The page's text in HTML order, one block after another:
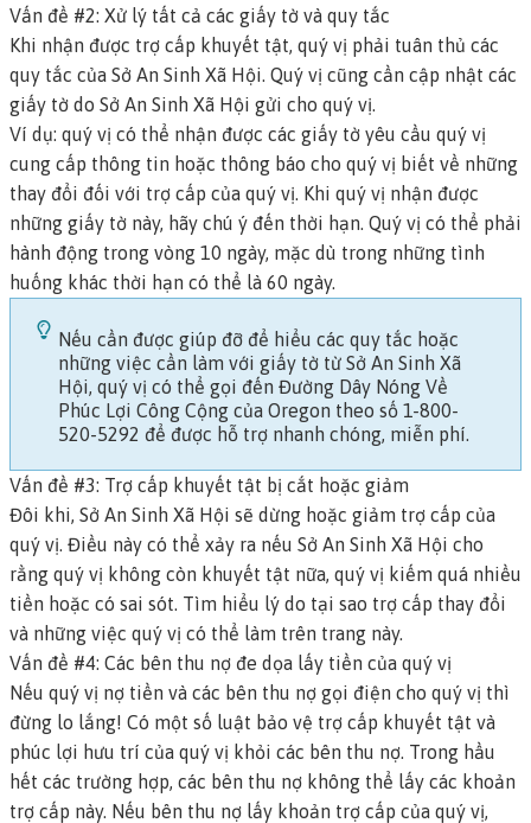
Vấn đề #2: Xử lý tất cả các giấy tờ và quy tắc
Khi nhận được trợ cấp khuyết tật, quý vị phải tuân thủ các
quy tắc của Sở An Sinh Xã Hội. Quý vị cũng cần cập nhật các
giấy tờ do Sở An Sinh Xã Hội gửi cho quý vị.
Ví dụ: quý vị có thể nhận được các giấy tờ yêu cầu quý vị
cung cấp thông tin hoặc thông báo cho quý vị biết về những
thay đổi đối với trợ cấp của quý vị. Khi quý vị nhận được
những giấy tờ này, hãy chú ý đến thời hạn. Quý vị có thể phải
hành động trong vòng 10 ngày, mặc dù trong những tình
huống khác thời hạn có thể là 60 ngày.
Nếu cần được giúp đỡ để hiểu các quy tắc hoặc
những việc cần làm với giấy tờ từ Sở An Sinh Xã
Hội, quý vị có thể gọi đến Đường Dây Nóng Về
Phúc Lợi Công Cộng của Oregon theo số 1-800-
520-5292 để được hỗ trợ nhanh chóng, miễn phí.
Vấn đề #3: Trợ cấp khuyết tật bị cắt hoặc giảm
Đôi khi, Sở An Sinh Xã Hội sẽ dừng hoặc giảm trợ cấp của
quý vị. Điều này có thể xảy ra nếu Sở An Sinh Xã Hội cho
rằng quý vị không còn khuyết tật nữa, quý vị kiếm quá nhiều
tiền hoặc có sai sót. Tìm hiểu lý do tại sao trợ cấp thay đổi
và những việc quý vị có thể làm trên trang này.
Vấn đề #4: Các bên thu nợ đe dọa lấy tiền của quý vị
Nếu quý vị nợ tiền và các bên thu nợ gọi điện cho quý vị thì
đừng lo lắng! Có một số luật bảo vệ trợ cấp khuyết tật và
phúc lợi hưu trí của quý vị khỏi các bên thu nợ. Trong hầu
hết các trường hợp, các bên thu nợ không thể lấy các khoản
trợ cấp này. Nếu bên thu nợ lấy khoản trợ cấp của quý vị,